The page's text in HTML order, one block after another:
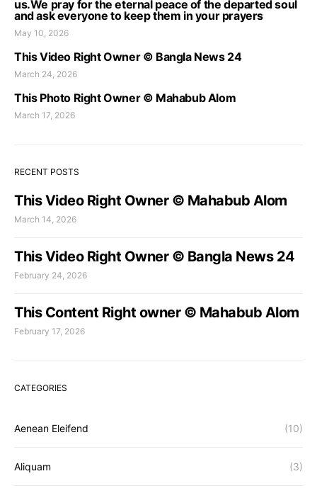
us.We pray for the eternal peace of the departed soul
and ask everyone to keep them in your prayers
May 10, 2026
This Video Right Owner © Bangla News 24
March 24, 2026
This Photo Right Owner © Mahabub Alom
March 17, 2026
RECENT POSTS
This Video Right Owner © Mahabub Alom
March 14, 2026
This Video Right Owner © Bangla News 24
February 24, 2026
This Content Right owner © Mahabub Alom
February 17, 2026
CATEGORIES
Aenean Eleifend (10)
Aliquam (3)